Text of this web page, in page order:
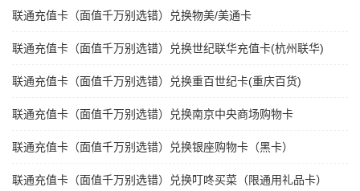
联通充值卡（面值千万别选错）兑换物美/美通卡
联通充值卡（面值千万别选错）兑换世纪联华充值卡(杭州联华)
联通充值卡（面值千万别选错）兑换重百世纪卡(重庆百货)
联通充值卡（面值千万别选错）兑换南京中央商场购物卡
联通充值卡（面值千万别选错）兑换银座购物卡（黑卡）
联通充值卡（面值千万别选错）兑换叮咚买菜（限通用礼品卡）